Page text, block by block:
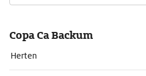
Copa Ca Backum
Herten